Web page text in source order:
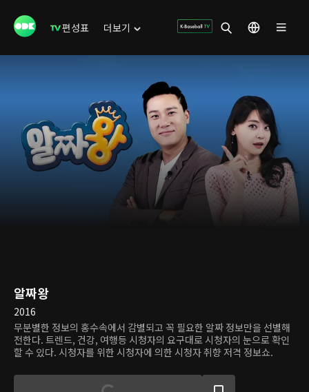
편성표 더보기
알짜왕
2016
무분별한 정보의 홍수속에서 감별되고 꼭 필요한 알짜 정보만을 선별해
전한다. 트렌드, 건강, 여행등 시청자의 요구대로 시청자의 눈으로 확인
할 수 있다. 시청자를 위한 시청자에 의한 시청자 취향 저격 정보쇼.